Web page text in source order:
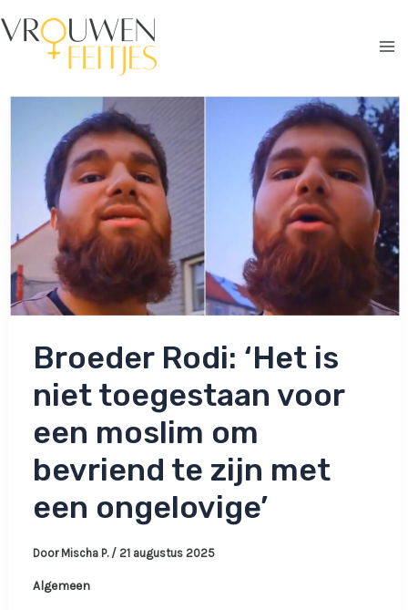
naar
Broeder Rodi: ‘Het is
niet toegestaan voor
een moslim om
bevriend te zijn met
een ongelovige’
Door Mischa P. / 21 augustus 2025
Algemeen